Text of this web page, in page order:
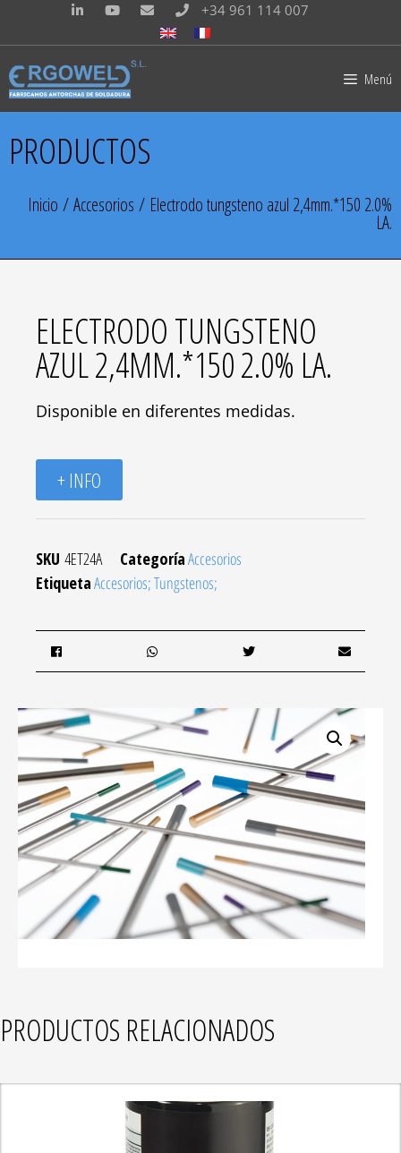
+34 961 114 007
Menú
PRODUCTOS
Inicio /Accesorios / Electrodo tungsteno azul 2,4mm.*150 2.0%
LA.
ELECTRODO TUNGSTENO
AZUL 2,4MM.*150 2.0% LA.
Disponible en diferentes medidas.
+ INFO
SKU 4ET24A CategoríaAccesorios
EtiquetaAccesorios; Tungstenos;
PRODUCTOS RELACIONADOS